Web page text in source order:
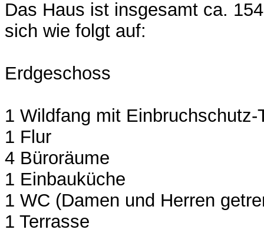
Das Haus ist insgesamt ca.
sich wie folgt auf:
Erdgeschoss
1 Wildfang mit Einbruchschutz-
1 Flur
4 Büroräume
1 Einbauküche
1 WC (Damen und Herren
1 Terrasse